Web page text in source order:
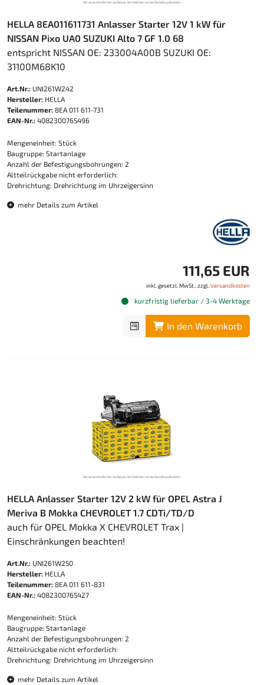
HELLA 8EA011611731 Anlasser Starter 12V 1 kW für
NISSAN Pixo UA0 SUZUKI Alto 7 GF 1.0 68
entspricht NISSAN OE: 233004A00B SUZUKI OE:
31100M68K10
Art.Nr.: UNI261W242
Hersteller: HELLA
Teilenummer: 8EA 011 611-731
EAN-Nr.: 4082300765496
Mengeneinheit: Stück
Baugruppe: Startanlage
Anzahl der Befestigungsbohrungen: 2
Altteilrückgabe nicht erforderlich:
Drehrichtung: Drehrichtung im Uhrzeigersinn
mehr Details zum Artikel
111,65 EUR
inkl. gesetzl. MwSt., zzgl. Versandkosten
kurzfristig lieferbar / 3-4 Werktage
In den Warenkorb
HELLA Anlasser Starter 12V 2 kW für OPEL Astra J
Meriva B Mokka CHEVROLET 1.7 CDTi/TD/D
auch für OPEL Mokka X CHEVROLET Trax |
Einschränkungen beachten!
Art.Nr.: UNI261W250
Hersteller: HELLA
Teilenummer: 8EA 011 611-831
EAN-Nr.: 4082300765427
Mengeneinheit: Stück
Baugruppe: Startanlage
Anzahl der Befestigungsbohrungen: 2
Altteilrückgabe nicht erforderlich:
Drehrichtung: Drehrichtung im Uhrzeigersinn
mehr Details zum Artikel